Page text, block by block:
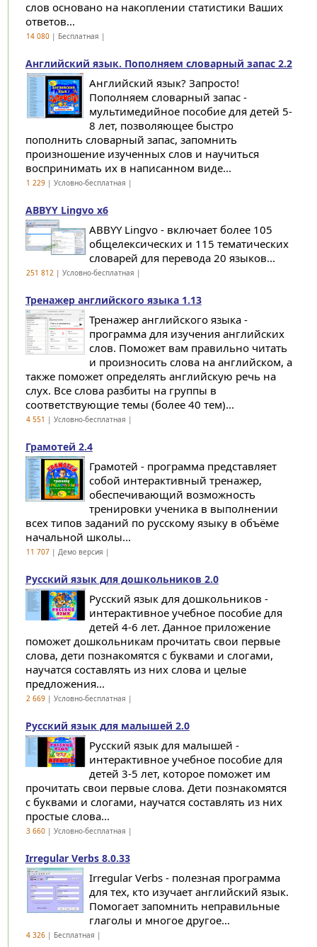
слов основано на накоплении статистики Ваших
ответов...
14 080| Бесплатная |
Английский язык. Пополняем словарный запас 2.2
Английский язык? Запросто!
Пополняем словарный запас -
мультимедийное пособие для детей 5-
8 лет, позволяющее быстро
пополнить словарный запас, запомнить
произношение изученных слов и научиться
воспринимать их в написанном виде...
1 229| Условно-бесплатная |
ABBYY Lingvo x6
ABBYY Lingvo - включает более 105
общелексических и 115 тематических
словарей для перевода 20 языков...
251 812| Условно-бесплатная |
Тренажер английского языка 1.13
Тренажер английского языка -
программа для изучения английских
слов. Поможет вам правильно читать
и произносить слова на английском, а
также поможет определять английскую речь на
слух. Все слова разбиты на группы в
соответствующие темы (более 40 тем)...
4 551 | Условно-бесплатная |
Грамотей 2.4
Грамотей - программа представляет
собой интерактивный тренажер,
обеспечивающий возможность
тренировки ученика в выполнении
всех типов заданий по русскому языку в объёме
начальной школы...
11 707| Демо версия |
Русский язык для дошкольников 2.0
Русский язык для дошкольников -
интерактивное учебное пособие для
детей 4-6 лет. Данное приложение
поможет дошкольникам прочитать свои первые
слова, дети познакомятся с буквами и слогами,
научатся составлять из них слова и целые
предложения...
2 669| Условно-бесплатная |
Русский язык для малышей 2.0
Русский язык для малышей -
интерактивное учебное пособие для
детей 3-5 лет, которое поможет им
прочитать свои первые слова. Дети познакомятся
с буквами и слогами, научатся составлять из них
простые слова...
3 660| Условно-бесплатная |
Irregular Verbs 8.0.33
Irregular Verbs - полезная программа
для тех, кто изучает английский язык.
Помогает запомнить неправильные
глаголы и многое другое...
4 326| Бесплатная |